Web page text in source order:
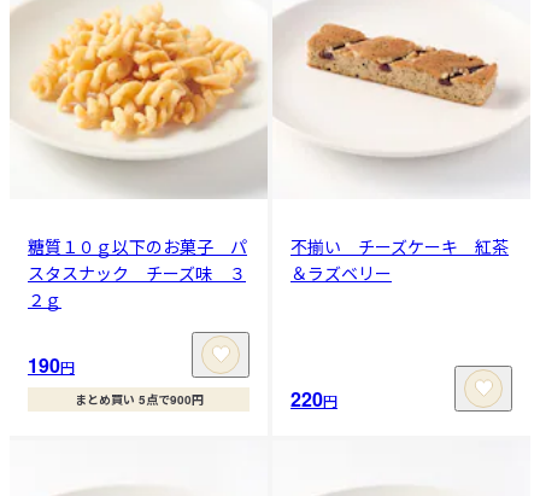
糖質１０ｇ以下のお菓子 パ
スタスナック チーズ味 ３
２ｇ
190円
まとめ買い 5点で900円
不揃い チーズケーキ 紅茶
＆ラズベリー
220円